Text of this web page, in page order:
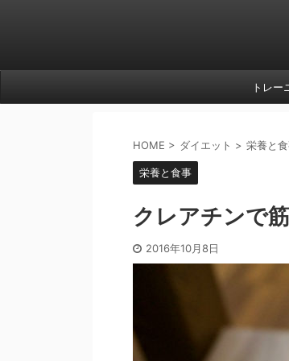
トレー
HOME > ダイエット > 栄養と
栄養と食事
クレアチンで
2016年10月8日